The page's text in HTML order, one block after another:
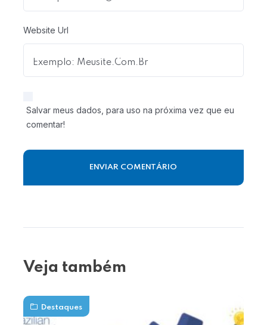
Website Url
Salvar meus dados, para uso na próxima vez que eu
comentar!
Veja também
Destaques